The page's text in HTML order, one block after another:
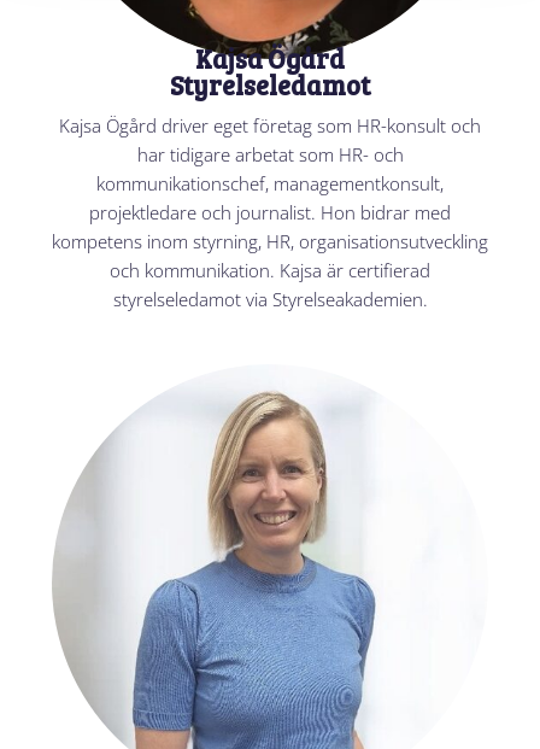
Kajsa Ögård
Styrelseledamot
Kajsa Ögård driver eget företag som HR-konsult och
har tidigare arbetat som HR- och
kommunikationschef, managementkonsult,
projektledare och journalist. Hon bidrar med
kompetens inom styrning, HR, organisationsutveckling
och kommunikation. Kajsa är certifierad
styrelseledamot via Styrelseakademien.